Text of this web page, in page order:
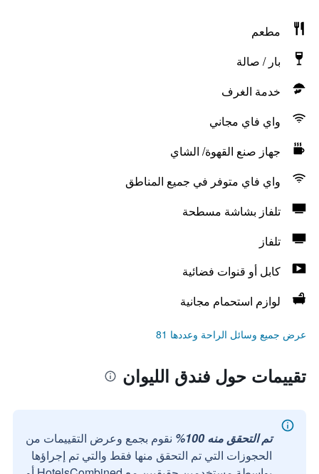
مطعم
بار / صالة
خدمة الغرف
واي فاي مجاني
جهاز صنع القهوة/ الشاي
واي فاي متوفر في جميع المناطق
تلفاز بشاشة مسطحة
تلفاز
كابل أو قنوات فضائية
لوازم استحمام مجانية
عرض جميع وسائل الراحة وعددها 81
تقييمات حول فندق الليوان
تم التحقق منه 100%
نقوم بجمع وعرض التقييمات من
الحجوزات التي تم التحقق منها فقط والتي تم إجراؤها